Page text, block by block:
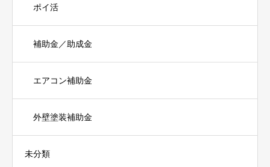
ポイ活
補助金／助成金
エアコン補助金
外壁塗装補助金
未分類